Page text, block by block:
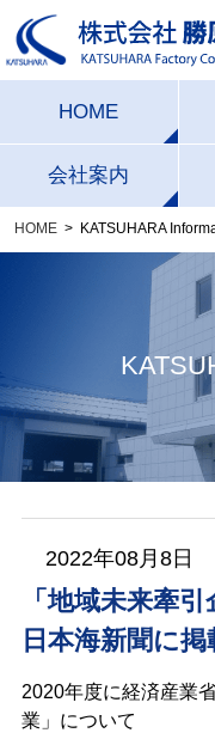
HOME
品
会社案内
会社概要・沿革
経営理念・経営方
ISOの取り組み
CSR活動
Information
HOME KATSUHARA
2022年08月8日
「地域未来牽
日本海新聞に
2020年度に経済産業
業」について